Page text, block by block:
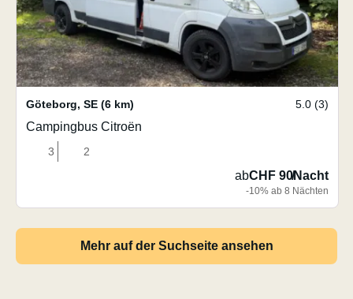
Göteborg, SE (6 km) 5.0 (3)
Campingbus Citroën
3 2
abCHF 90/Nacht
-10% ab 8 Nächten
Mehr auf der Suchseite ansehen